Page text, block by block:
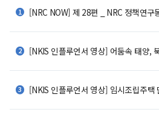
[NKIS 인플루언서 영상] 어둠속 태양,